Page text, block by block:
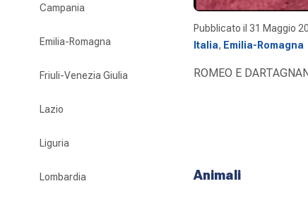
Campania
Emilia-Romagna
Friuli-Venezia Giulia
Lazio
Liguria
Lombardia
Pubblicato il 31 Maggio
Italia, Emilia-Romagna
ROMEO E
Animali